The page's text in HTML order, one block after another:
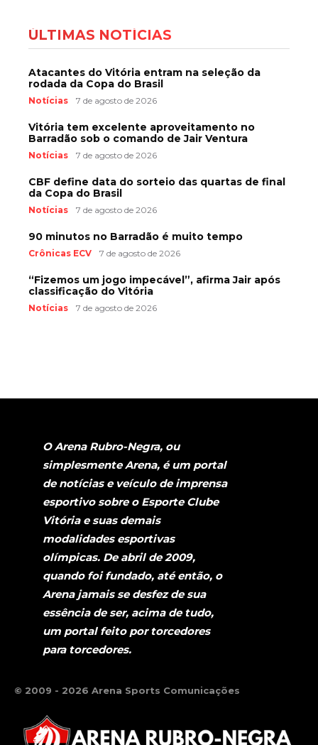
ÚLTIMAS NOTÍCIAS
Atacantes do Vitória entram na seleção da
rodada da Copa do Brasil
Notícias 7 de agosto de 2026
Vitória tem excelente aproveitamento no
Barradão sob o comando de Jair Ventura
Notícias 7 de agosto de 2026
CBF define data do sorteio das quartas de final
da Copa do Brasil
Notícias 7 de agosto de 2026
90 minutos no Barradão é muito tempo
Crônicas ECV 7 de agosto de 2026
“Fizemos um jogo impecável”, afirma Jair após
classificação do Vitória
Notícias 7 de agosto de 2026
O Arena Rubro-Negra, ou
simplesmente Arena, é um portal
de notícias e veículo de imprensa
esportivo sobre o Esporte Clube
Vitória e suas demais
modalidades esportivas
olímpicas. De abril de 2009,
quando foi fundado, até então, o
Arena jamais se desfez de sua
essência de ser, acima de tudo,
um portal feito por torcedores
para torcedores.
© 2009 - 2026 Arena Sports Comunicações